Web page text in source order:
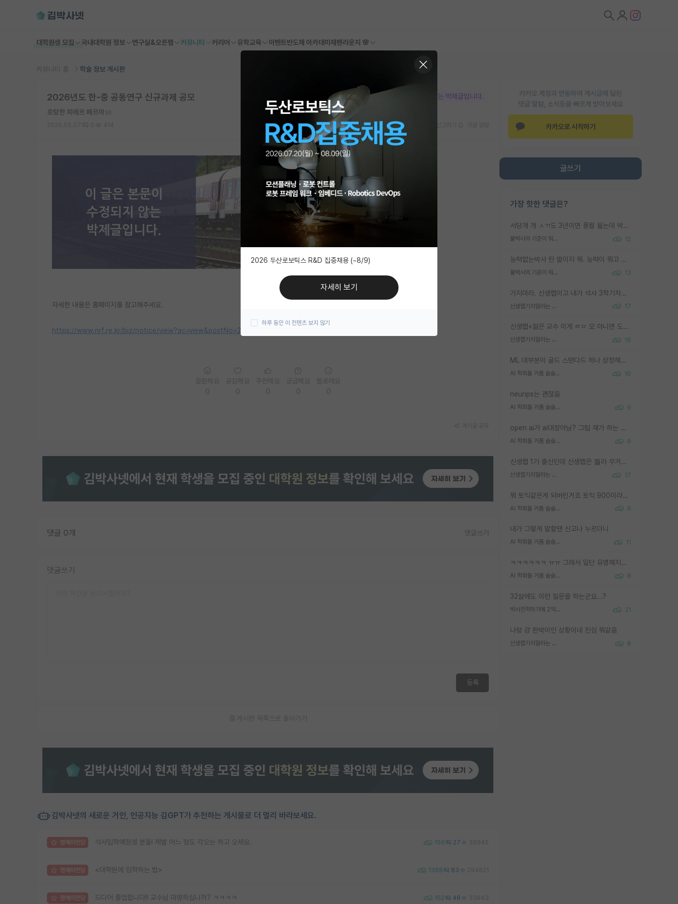
대학원생 모집 국내대학원 정보 연구실&오픈랩 커뮤니티 커리어 유학교육 이벤트반도체 아카데미 재팬라운지 🌸
커뮤니티 홈 학술 정보 게시판
카카오 계정과 연동하여 게시글에 달린
댓글 알람, 소식등을 빠르게 받아보세요
카카오로 시작하기
글쓰기
가장 핫한 댓글은?
서당개 개 ㅅㄲ도 3년이면 풍월 읊는데 박사 5년 이상 대리고 있으면서 물된건 교수 탓 맞는ㄱ게 거기가 서당이 아니란 소리임
물박사의 기준이 뭐임? 12
능력없는박사 란 말이지 뭐. 능력이 뭐고 능력이 있다는게 뭔지는 사람마다 기준이 다르니까 얘기해봐야 서로 자기 기준만 얘기해서 논쟁이 끝이 안나고. 주위에서 능력있고 야심있는 신입생이 교수가 유의미한 피드백을 아예 안주면서 제대로된 과제에 참여해볼 기회도 제공하지 않고 잡일 뺑뺑이만 돌려서 맨날 단순작업만 하면서 밤새다가 눈빛이 점점 죽어가는걸 본 사람은 물박사는 교수탓이라고 하고, 교수는 이것저것 알려도 주고 기회도 주고 사수 동기 붙여주면서 어떻게든 끌고가려고 하는데 본인이 매일 뺀질거리면서 출근 하는둥마는둥 하다가 기껏 와서도 폰이나 쳐다보다가 실험 망치고 저녁약속있어서 먼저 가볼게요~ 하는걸 본 사람은 물박사는 본인탓이라고 함.
물박사의 기준이 뭐임? 13
가지마라. 신생랩이고 내가 석사 3학기차인데 최고참인데 나도 아무것도 모르는데 교수가 후배들 왜 논문 교육 안시키냐. 논문 왜 안 써오냐 닦달한다
신생랩가지말라는 이유가 있었구나 17
신생랩+젊은 교수 이게 ㄹㅇ 모 아니면 도인듯.
신생랩가지말라는 이유가 있었구나 16
ML 대부분이 골드 스탠다드 하나 상정해놓고 (벤치마크 데이터셋이 여러 개면 여러 개 상정) 그거 얼마나 잘 맞추나 싸움임 가끔 번뜩이는 설계 철학을 보여주는 논문들도 있지만 대부분 그거 성적 얼마나 더 올리느라에 혈안이 되어 있는 측면이 잇음
AI 학회들 거품 슬슬 지적이 나오네요 10
neurips는 괜찮음
AI 학회들 거품 슬슬 지적이 나오네요 9
open ai가 ai대장아님? 그럼 쟤가 하는 말이 다 맞겠네
AI 학회들 거품 슬슬 지적이 나오네요 8
신생랩 1기 출신인데 신생랩은 줠라 무거운 바벨 같은거임. 들면 대박인데 못들면 깔려 죽음. 아무도 알려주지 않는 환경에서 자생해야하지만, 일단 살아남았다면 그 어떤 사람보다 악착같고 생존력 높은 사람으로 거듭날 수 있음
신생랩가지말라는 이유가 있었구나 17
뭐 토익같은게 되버린거죠 토익 900이라고 영어잘하는건 아닙니다만 잘하는사람은 다 900을 넘는 그런
AI 학회들 거품 슬슬 지적이 나오네요 9
내가 그렇게 말할땐 신고나 누르더니
AI 학회들 거품 슬슬 지적이 나오네요 11
ㅋㅋㅋㅋㅋㅋ ㅠㅠ 그래서 일단 유명해지는게 중요한거같습니다
AI 학회들 거품 슬슬 지적이 나오네요 8
32살에도 이런 질문을 하는군요...?
박사진학하기에 2억은 괜찮은 (?) 정도의 경제력인가요 21
나랑 걍 판박이인 상황이네 진심 뭐같음
신생랩가지말라는 이유가 있었구나 8
본문이 수정되지 않는 박제글입니다.
2026년도 한-중 공동연구 신규과제 공모
호탕한 피에르 페르마
자세한 내용은 홈페이지를 참고해주세요.
https://www.nrf.re.kr/biz/notice/view?ac=view&postNo=272193&menuNo=362&bizNo=52
댓글 0개 댓글쓰기
댓글쓰기
등록
게시판 목록으로 돌아가기
김박사넷의 새로운 거인, 인공지능 김GPT가 추천하는 게시물로 더 멀리 바라보세요.
명예의전당 석사입학예정생 분들! 제발 어느 정도 각오는 하고 오세요. 156 27 39945
명예의전당 <대학원에 입학하는 법> 1388 83 294821
명예의전당 드디어 졸업합니다!! 교수님 마땅하십니까? ㅋㅋㅋㅋ 162 48 33843
2026 두산로보틱스 R&D 집중채용 (~8/9)
자세히 보기
하루 동안 이 컨텐츠 보지 않기